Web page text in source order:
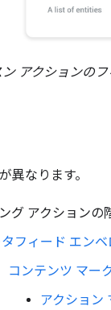
アクションのフ
異なります。
グ アクションの
フィード エン
コンテンツ マー
アクション